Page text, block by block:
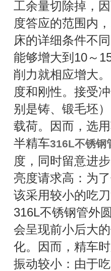
工余量切除掉，
度答应的范围内
床的详细条件不
能够增大到10～
削力就相应增大
度和刚性。接受
别是铸、锻毛坯
载荷。因而，选
半精车316L不锈钢
度，同时留意进
亮度请求高：为
该采用较小的吃
316L不锈钢管外
会呈现前小后大
化。因而，精车
振动较小：由于